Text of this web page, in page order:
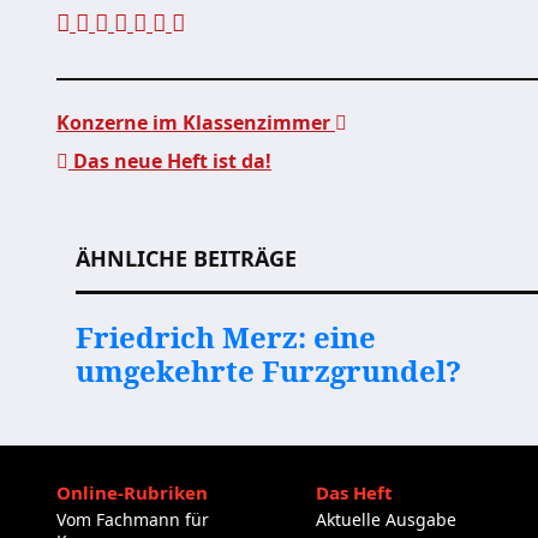
Konzerne im Klassenzimmer
Das neue Heft ist da!
ÄHNLICHE BEITRÄGE
Friedrich Merz: eine
umgekehrte Furzgrundel?
Online-Rubriken
Vom Fachmann für
Das Heft
Aktuelle Ausgabe